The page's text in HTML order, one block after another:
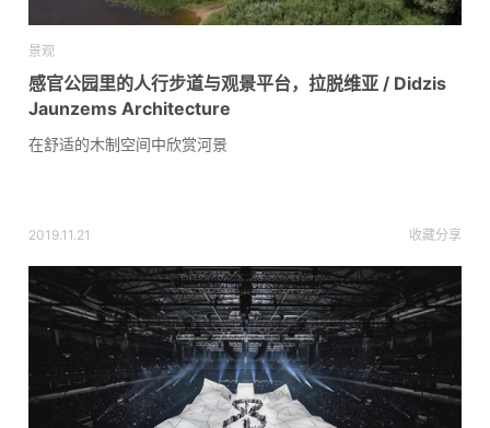
景观
感官公园里的人行步道与观景平台，拉脱维亚 / Didzis
Jaunzems Architecture
在舒适的木制空间中欣赏河景
2019.11.21 收藏分享